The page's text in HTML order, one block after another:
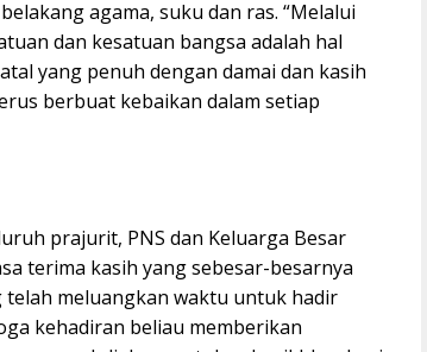
agama, suku dan ras. “Melalui
dan kesatuan bangsa adalah hal
yang penuh dengan damai dan kasih
berbuat kebaikan dalam setiap
prajurit, PNS dan Keluarga Besar
terima kasih yang sebesar-besarnya
telah meluangkan waktu untuk hadir
kehadiran beliau memberikan